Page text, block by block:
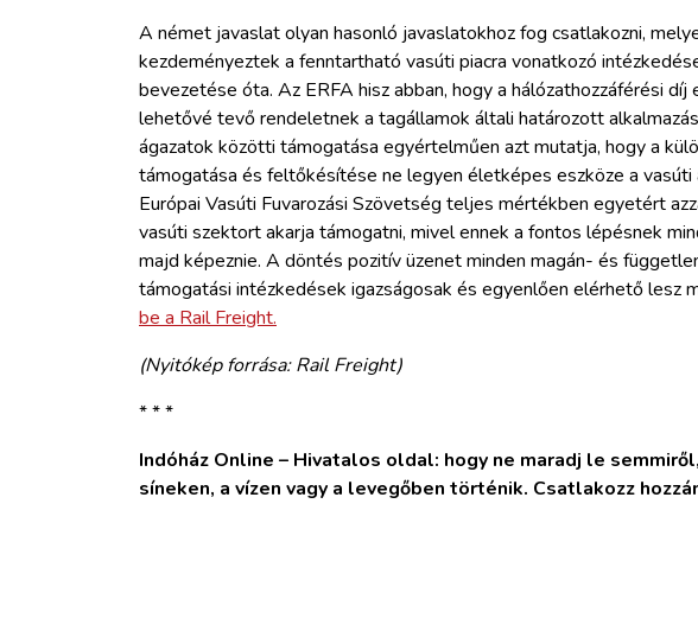
A német javaslat olyan hasonló javaslatokhoz fog csatlakozni,
kezdeményeztek a fenntartható vasúti piacra vonatkozó
bevezetése óta. Az ERFA hisz abban, hogy a hálózathozzáférési
lehetővé tevő rendeletnek a tagállamok általi határozott
ágazatok közötti támogatása egyértelműen azt mutatja, hogy a
támogatása és feltőkésítése ne legyen életképes eszköze a vasúti
Európai Vasúti Fuvarozási Szövetség teljes mértékben egyetért
vasúti szektort akarja támogatni, mivel ennek a fontos lépésnek
majd képeznie. A döntés pozitív üzenet minden magán- és
támogatási intézkedések igazságosak és egyenlően elérhető lesz
be a Rail Freight.
(Nyitókép forrása: Rail Freight)
* * *
Indóház Online – Hivatalos oldal: hogy ne maradj le
síneken, a vízen vagy a levegőben történik. Csatlakozz